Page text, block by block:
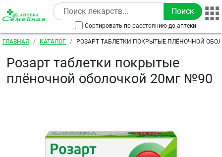
Перейти к основному содержанию
Сортировать по расстоянию до аптеки
Строка навигации
ГЛАВНАЯ КАТАЛОГ РОЗАРТ ТАБЛЕТКИ ПОКРЫТЫЕ ПЛЁНОЧНОЙ
Розарт таблетки покрытые
плёночной оболочкой 20мг №90